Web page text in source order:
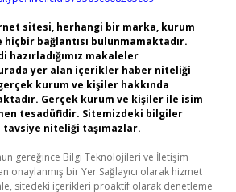
sitesi, herhangi bir marka, kurum
hiçbir bağlantısı bulunmamaktadır.
hazırladığımız makaleler
yer alan içerikler haber niteliği
kurum ve kişiler hakkında
Gerçek kurum ve kişiler ile isim
tesadüfidir. Sitemizdeki bilgiler
niteliği taşımazlar.
gereğince Bilgi Teknolojileri ve İletişim
onaylanmış bir Yer Sağlayıcı olarak hizmet
sitedeki içerikleri proaktif olarak denetleme